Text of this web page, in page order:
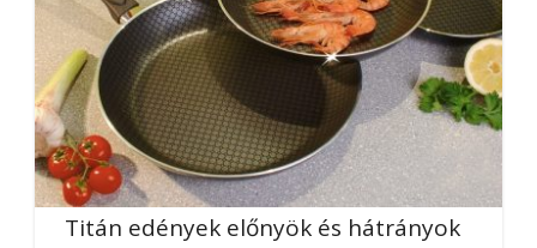
Titán edények előnyök és hátrányok